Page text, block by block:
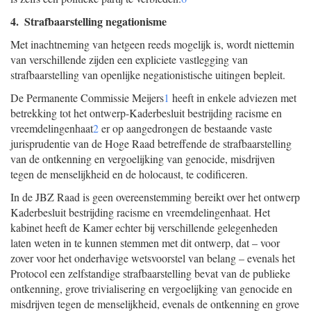
4. Strafbaarstelling negationisme
Met inachtneming van hetgeen reeds mogelijk is, wordt niettemin
van verschillende zijden een expliciete vastlegging van
strafbaarstelling van openlijke negationistische uitingen bepleit.
De Permanente Commissie Meijers1 heeft in enkele adviezen met
betrekking tot het ontwerp-Kaderbesluit bestrijding racisme en
vreemdelingenhaat2er op aangedrongen de bestaande vaste
jurisprudentie van de Hoge Raad betreffende de strafbaarstelling
van de ontkenning en vergoelijking van genocide, misdrijven
tegen de menselijkheid en de holocaust, te codificeren.
In de JBZ Raad is geen overeenstemming bereikt over het ontwerp
Kaderbesluit bestrijding racisme en vreemdelingenhaat. Het
kabinet heeft de Kamer echter bij verschillende gelegenheden
laten weten in te kunnen stemmen met dit ontwerp, dat – voor
zover voor het onderhavige wetsvoorstel van belang – evenals het
Protocol een zelfstandige strafbaarstelling bevat van de publieke
ontkenning, grove trivialisering en vergoelijking van genocide en
misdrijven tegen de menselijkheid, evenals de ontkenning en grove